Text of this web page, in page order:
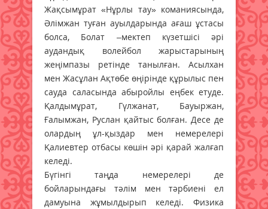
Жақсымұрат «Нұрлы тау» команиясында,
Әлімжан туған ауылдарында ағаш ұстасы
болса, Болат –мектеп күзетшісі әрі
аудандық волейбол жарыстарының
жеңімпазы ретінде танылған. Асылхан
мен Жасұлан Ақтөбе өңірінде құрылыс пен
сауда саласында абыройлы еңбек етуде.
Қалдымұрат, Гүлжанат, Бауыржан,
Ғалымжан, Руслан қайтыс болған. Десе де
олардың ұл-қыздар мен немерелері
Қалиевтер отбасы көшін әрі қарай жалғап
келеді.
Бүгінгі таңда немерелері де
бойларындағы тәлім мен тәрбиені ел
дамуына жұмылдырып келеді. Физика